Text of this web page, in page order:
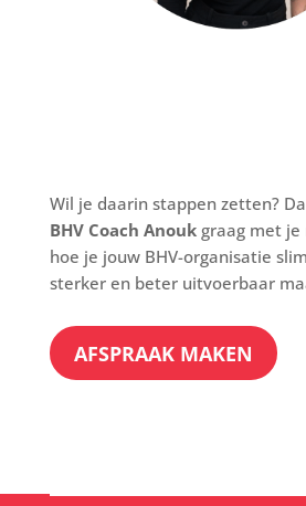
Wil je daarin stappen zetten?
BHV Coach Anoukgraag met je
hoe je jouw BHV-organisatie
sterker en beter uitvoerbaar
AFSPRAAK MAKEN